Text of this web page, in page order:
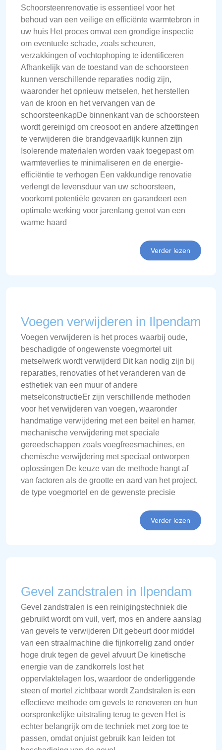
Schoorsteenrenovatie is essentieel voor het
behoud van een veilige en efficiënte warmtebron in
uw huis Het proces omvat een grondige inspectie
om eventuele schade, zoals scheuren,
verzakkingen of vochtophoping te identificeren
Afhankelijk van de toestand van de schoorsteen
kunnen verschillende reparaties nodig zijn,
waaronder het opnieuw metselen, het herstellen
van de kroon en het vervangen van de
schoorsteenkapDe binnenkant van de schoorsteen
wordt gereinigd om creosoot en andere afzettingen
te verwijderen die brandgevaarlijk kunnen zijn
Isolerende materialen worden vaak toegepast om
warmteverlies te minimaliseren en de energie-
efficiëntie te verhogen Een vakkundige renovatie
verlengt de levensduur van uw schoorsteen,
voorkomt potentiële gevaren en garandeert een
optimale werking voor jarenlang genot van een
warme haard
Verder lezen
Voegen verwijderen in Ilpendam
Voegen verwijderen is het proces waarbij oude,
beschadigde of ongewenste voegmortel uit
metselwerk wordt verwijderd Dit kan nodig zijn bij
reparaties, renovaties of het veranderen van de
esthetiek van een muur of andere
metselconstructieEr zijn verschillende methoden
voor het verwijderen van voegen, waaronder
handmatige verwijdering met een beitel en hamer,
mechanische verwijdering met speciale
gereedschappen zoals voegfreesmachines, en
chemische verwijdering met speciaal ontworpen
oplossingen De keuze van de methode hangt af
van factoren als de grootte en aard van het project,
de type voegmortel en de gewenste precisie
Verder lezen
Gevel zandstralen in Ilpendam
Gevel zandstralen is een reinigingstechniek die
gebruikt wordt om vuil, verf, mos en andere aanslag
van gevels te verwijderen Dit gebeurt door middel
van een straalmachine die fijnkorrelig zand onder
hoge druk tegen de gevel afvuurt De kinetische
energie van de zandkorrels lost het
oppervlaktelagen los, waardoor de onderliggende
steen of mortel zichtbaar wordt Zandstralen is een
effectieve methode om gevels te renoveren en hun
oorspronkelijke uitstraling terug te geven Het is
echter belangrijk om de techniek met zorg toe te
passen, omdat onjuist gebruik kan leiden tot